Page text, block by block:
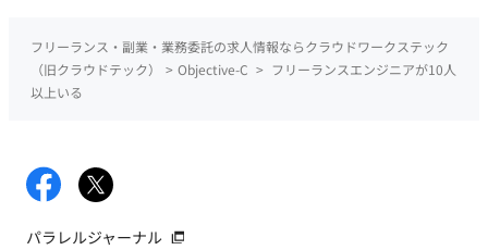
フリーランス・副業・業務委託の求人情報ならクラウドワークステック
（旧クラウドテック）
> Objective-C > フリーランスエンジニアが10人
以上いる
パラレルジャーナル